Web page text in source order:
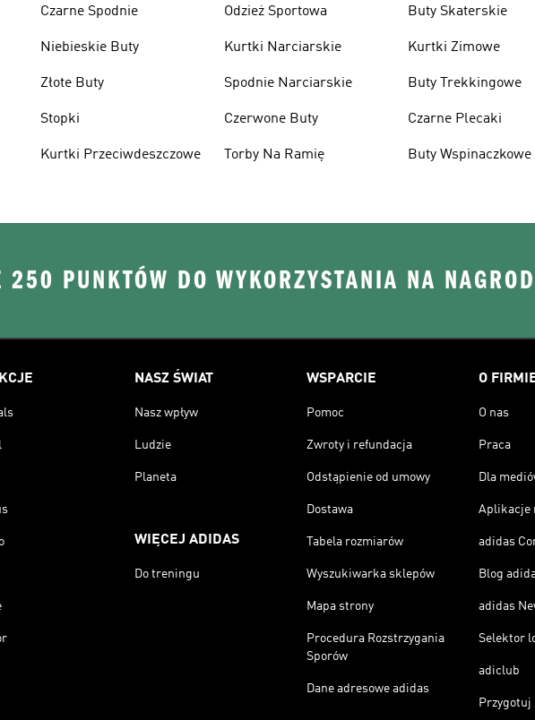
Czarne Spodnie
Niebieskie Buty
Złote Buty
Stopki
Kurtki Przeciwdeszczowe
Odzież Sportowa
Kurtki Narciarskie
Spodnie Narciarskie
Czerwone Buty
Torby Na Ramię
Buty Skaterskie
Kurtki Zimowe
Buty Trekkingowe
Czarne Plecaki
Buty Wspinaczkowe
PUNKTÓW DO WYKORZYSTANIA NA
NASZ ŚWIAT
Nasz wpływ
Ludzie
Planeta
WIĘCEJ ADIDAS
Do treningu
WSPARCIE
Pomoc
Zwroty i refundacja
Odstąpienie od umowy
Dostawa
Tabela rozmiarów
Wyszukiwarka sklepów
Mapa strony
Procedura Rozstrzygania
Sporów
Dane adresowe adidas
O
O nas
Praca
Dla
Aplikacje
adidas
Blog
adidas
Selektor
adiclub
Przygotuj